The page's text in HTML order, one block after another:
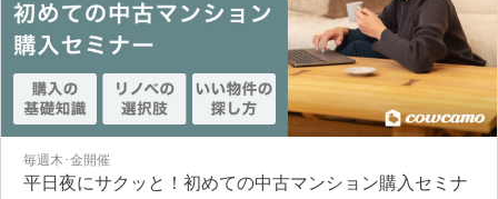
毎週木･金開催
平日夜にサクッと！初めての中古マンション購入セミナ